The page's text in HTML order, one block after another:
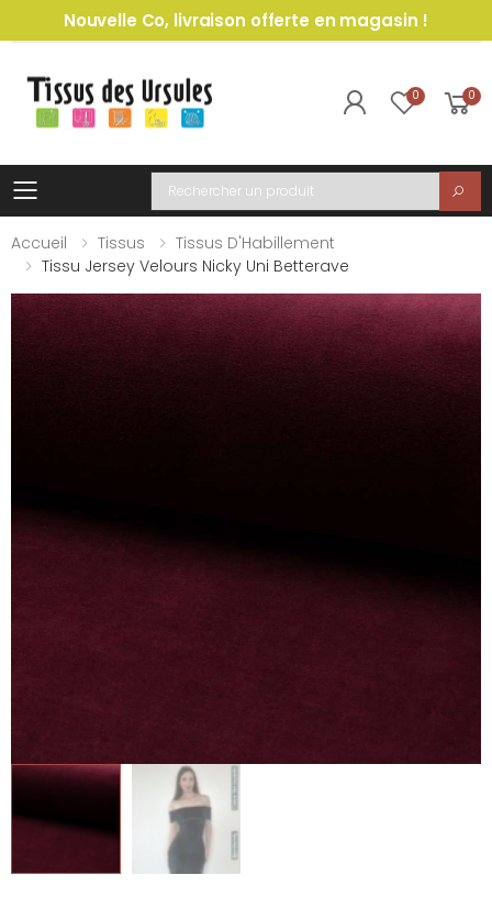
Nouvelle Co, livraison offerte en magasin !
0 0
Toggle mobile menu
Recherche
Accueil
Tissus
Tissus D'Habillement
Tissu Jersey Velours Nicky Uni Betterave